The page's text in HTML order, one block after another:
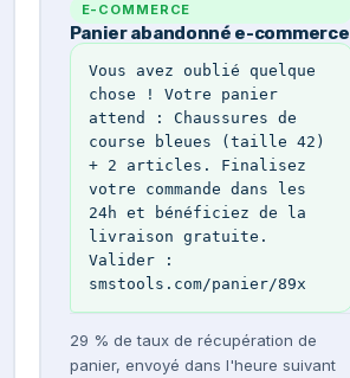
E-COMMERCE
Panier abandonné e-commerce
Vous avez oublié quelque
chose ! Votre panier
attend : Chaussures de
course bleues (taille 42)
+ 2 articles. Finalisez
votre commande dans les
24h et bénéficiez de la
livraison gratuite.
Valider :
smstools.com/panier/89x
29 % de taux de récupération de
panier, envoyé dans l'heure suivant